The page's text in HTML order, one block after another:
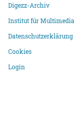
Digezz-Archiv
Institut für
Datenschutzerklärung
Cookies
Login